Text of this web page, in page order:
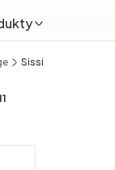
Sissi